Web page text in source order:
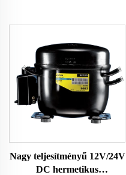
Nagy teljesítményű 12V/24V
DC hermetikus